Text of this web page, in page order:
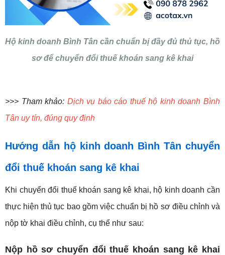
Hộ kinh doanh Bình Tân cần chuẩn bị đầy đủ thủ tục, hồ
sơ để chuyển đổi thuế khoán sang kê khai
>>> Tham khảo: Dịch vụ báo cáo thuế hộ kinh doanh Bình
Tân uy tín, đúng quy định
Hướng dẫn hộ kinh doanh Bình Tân chuyển
đổi thuế khoán sang kê khai
Khi chuyển đổi thuế khoán sang kê khai, hộ kinh doanh cần
thực hiện thủ tục bao gồm việc chuẩn bị hồ sơ điều chỉnh và
nộp tờ khai điều chỉnh, cụ thể như sau:
Nộp hồ sơ chuyển đổi thuế khoán sang kê khai